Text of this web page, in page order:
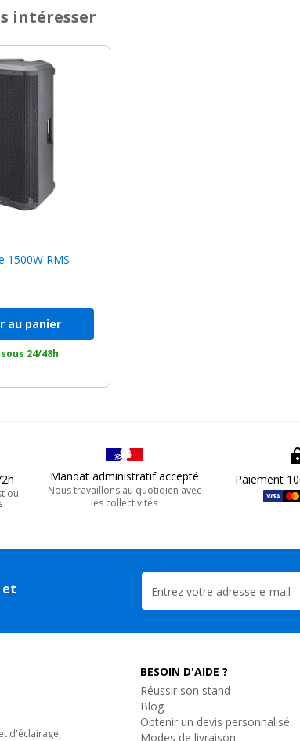
intéresser
au panier
24/48h
ou
Mandat administratif accepté
Nous travaillons au quotidien avec
les collectivités
Paiement
et
d'éclairage,
BESOIN D'AIDE ?
Réussir son stand
Blog
Obtenir un devis personnalisé
Modes de livraison